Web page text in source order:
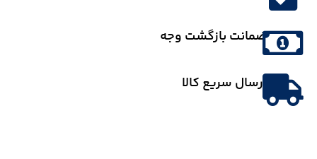
ضمانت بازگشت وجه
ارسال سریع کالا